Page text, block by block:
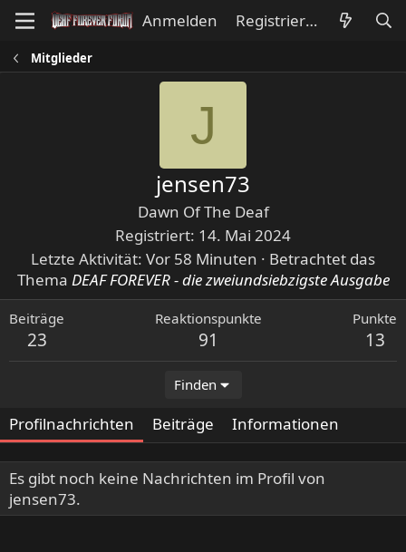
Anmelden Registrieren
Mitglieder
J
jensen73
Dawn Of The Deaf
Registriert 14. Mai 2024
Letzte Aktivität Vor 58 Minuten · Betrachtet das
Thema DEAF FOREVER - die zweiundsiebzigste Ausgabe
Beiträge
23
Reaktionspunkte
91
Punkte
13
Finden
Profilnachrichten Beiträge Informationen
Es gibt noch keine Nachrichten im Profil von
jensen73.